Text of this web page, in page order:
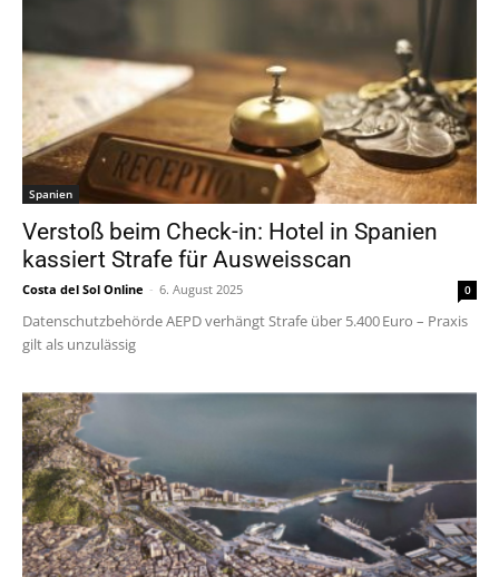
Spanien
Verstoß beim Check-in: Hotel in Spanien
kassiert Strafe für Ausweisscan
Costa del Sol Online - 6. August 2025 0
Datenschutzbehörde AEPD verhängt Strafe über 5.400 Euro – Praxis
gilt als unzulässig